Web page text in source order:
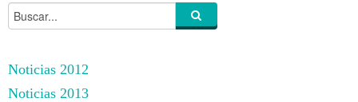
Noticias 2012
Noticias 2013